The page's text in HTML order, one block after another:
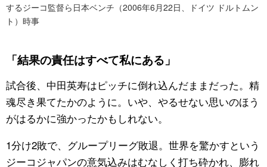
するジーコ監督ら日本ベンチ（2006年6月22日、ドイツ ドルトムン
ト）時事
「結果の責任はすべて私にある」
試合後、中田英寿はピッチに倒れ込んだままだった。精
魂尽き果てたかのように。いや、やるせない思いのほう
がはるかに強かったかもしれない。
1分け2敗で、グループリーグ敗退。世界を驚かすという
ジーコジャパンの意気込みはむなしく打ち砕かれ、膨れ